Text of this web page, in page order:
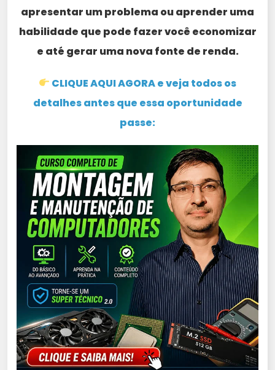
apresentar um problema ou aprender uma
habilidade que pode fazer você economizar
e até gerar uma nova fonte de renda.
CLIQUE AQUI AGORA e veja todos os
detalhes antes que essa oportunidade
passe: